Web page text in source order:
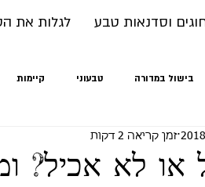
וסדנאות טבע לגלות את
בישול במדורה טבעוני קיימות
סתיו זיהוי צמחים
או לא אכיל?
זמן קריאה 2 דקות